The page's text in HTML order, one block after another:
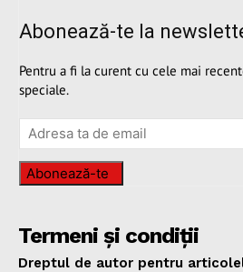
Abonează-te la
Pentru a fi la curent cu cele mai
speciale.
Abonează-te
Termeni și condiții
Dreptul de autor pentru